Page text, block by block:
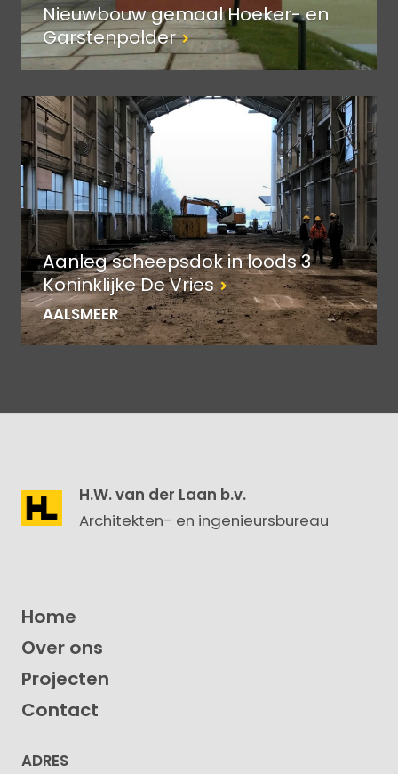
Nieuwbouw gemaal Hoeker- en
Garstenpolder
Aanleg scheepsdok in loods 3
Koninklijke De Vries
AALSMEER
H.W. van der Laan b.v.
Architekten- en ingenieursbureau
Home
Over ons
Projecten
Contact
ADRES